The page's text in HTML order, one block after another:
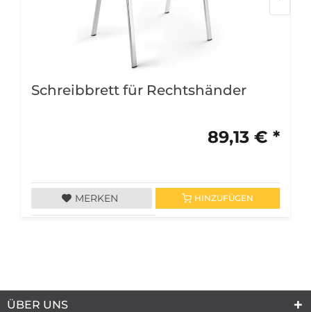
Schreibbrett für Rechtshänder
89,13 € *
MERKEN HINZUFÜGEN
ÜBER UNS